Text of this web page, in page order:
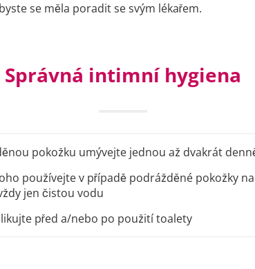
se měla poradit se svým lékařem.
Správná intimní hygiena
pokožku umývejte jednou až dvakrát
používejte v případě podrážděné pokožky
jen čistou vodu
před a/nebo po použití toalety